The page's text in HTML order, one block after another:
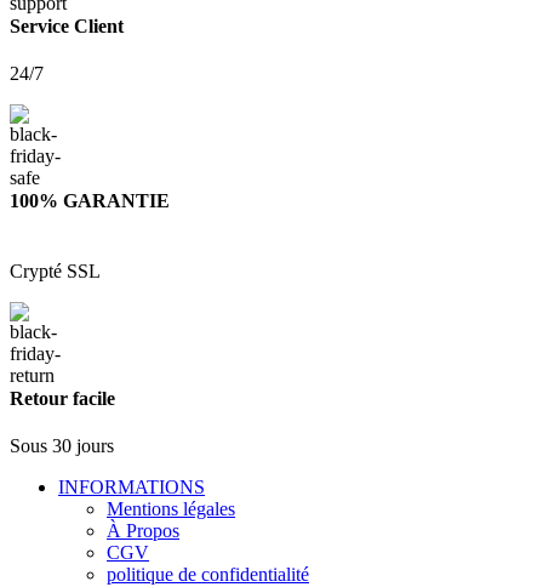
Service Client
24/7
100% GARANTIE
Crypté SSL
Retour facile
Sous 30 jours
INFORMATIONS
Mentions légales
À Propos
CGV
politique de confidentialité